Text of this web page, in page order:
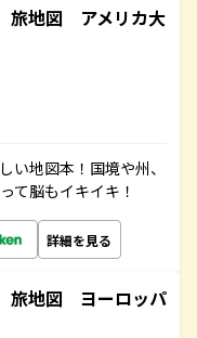
旅地図 アメリカ大
い地図本！国境や州、
て脳もイキイキ！
詳細を見る
旅地図 ヨーロッパ